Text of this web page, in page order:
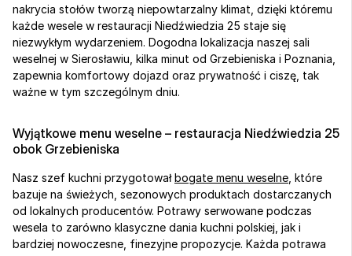
nakrycia stołów tworzą niepowtarzalny klimat, dzięki któremu
każde wesele w restauracji Niedźwiedzia 25 staje się
niezwykłym wydarzeniem. Dogodna lokalizacja naszej sali
weselnej w Sierosławiu, kilka minut od Grzebieniska i Poznania,
zapewnia komfortowy dojazd oraz prywatność i ciszę, tak
ważne w tym szczególnym dniu.
Wyjątkowe menu weselne – restauracja Niedźwiedzia 25
obok Grzebieniska
Nasz szef kuchni przygotował bogate menu weselne , które
bazuje na świeżych, sezonowych produktach dostarczanych
od lokalnych producentów. Potrawy serwowane podczas
wesela to zarówno klasyczne dania kuchni polskiej, jak i
bardziej nowoczesne, finezyjne propozycje. Każda potrawa